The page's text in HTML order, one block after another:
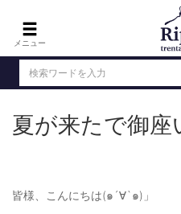
メニュー
ログイン （新規会員登録 ）
夏が来たで御座
皆様、こんにちは(๑´∀`๑)」